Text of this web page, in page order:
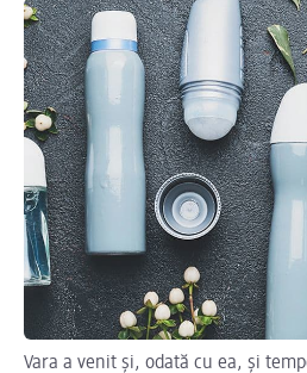
Vara a venit și, odată cu ea, și